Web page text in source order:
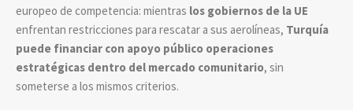
europeo de competencia: mientras los gobiernos de la UE
enfrentan restricciones para rescatar a sus aerolíneas, Turquía
puede financiar con apoyo público operaciones
estratégicas dentro del mercado comunitario, sin
someterse a los mismos criterios.